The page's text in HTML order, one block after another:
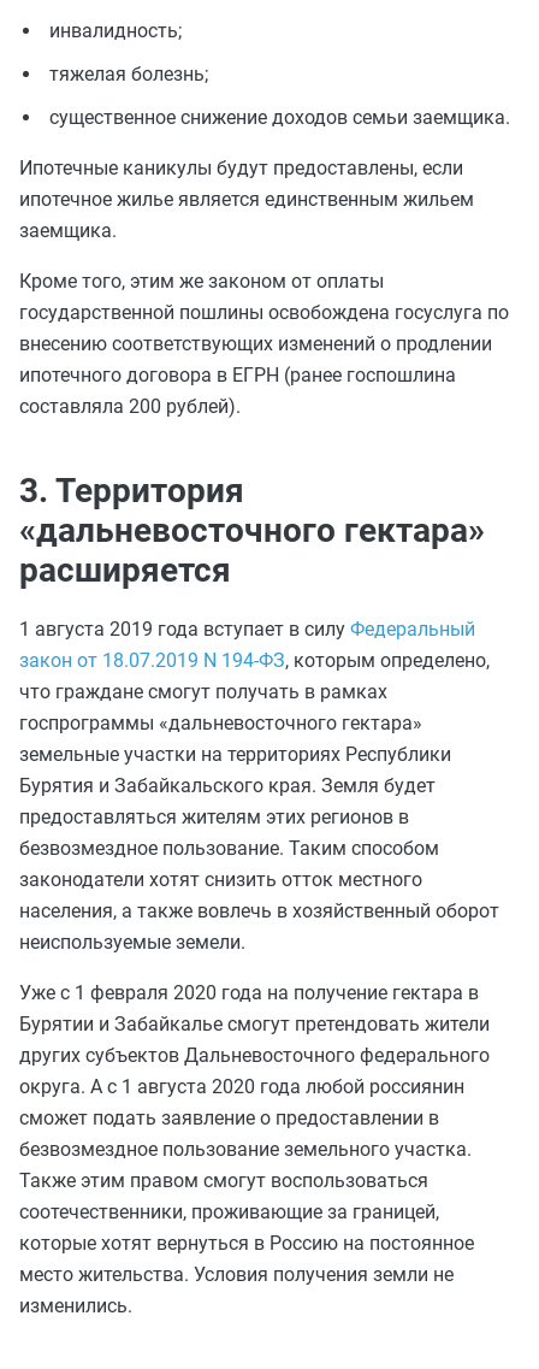
инвалидность;
тяжелая болезнь;
существенное снижение доходов семьи заемщика.
Ипотечные каникулы будут предоставлены, если
ипотечное жилье является единственным жильем
заемщика.
Кроме того, этим же законом от оплаты
государственной пошлины освобождена госуслуга по
внесению соответствующих изменений о продлении
ипотечного договора в ЕГРН (ранее госпошлина
составляла 200 рублей).
3. Территория
«дальневосточного гектара»
расширяется
1 августа 2019 года вступает в силу Федеральный
закон от 18.07.2019 N 194-ФЗ, которым определено,
что граждане смогут получать в рамках
госпрограммы «дальневосточного гектара»
земельные участки на территориях Республики
Бурятия и Забайкальского края. Земля будет
предоставляться жителям этих регионов в
безвозмездное пользование. Таким способом
законодатели хотят снизить отток местного
населения, а также вовлечь в хозяйственный оборот
неиспользуемые земели.
Уже с 1 февраля 2020 года на получение гектара в
Бурятии и Забайкалье смогут претендовать жители
других субъектов Дальневосточного федерального
округа. А с 1 августа 2020 года любой россиянин
сможет подать заявление о предоставлении в
безвозмездное пользование земельного участка.
Также этим правом смогут воспользоваться
соотечественники, проживающие за границей,
которые хотят вернуться в Россию на постоянное
место жительства. Условия получения земли не
изменились.